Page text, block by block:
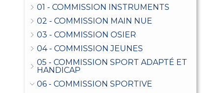
01 - COMMISSION INSTRUMENTS
02 - COMMISSION MAIN NUE
03 - COMMISSION OSIER
04 - COMMISSION JEUNES
05 - COMMISSION SPORT ADAPTÉ ET
HANDICAP
06 - COMMISSION SPORTIVE